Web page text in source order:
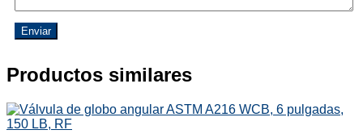
Enviar
Productos similares